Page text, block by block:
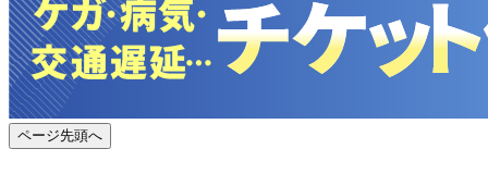
ページ先頭へ